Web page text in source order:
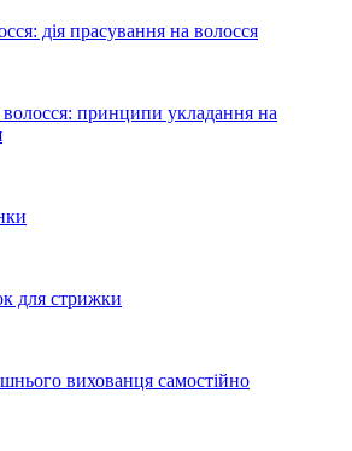
дія прасування на волосся
волосся: принципи укладання на
для стрижки
вихованця самостійно